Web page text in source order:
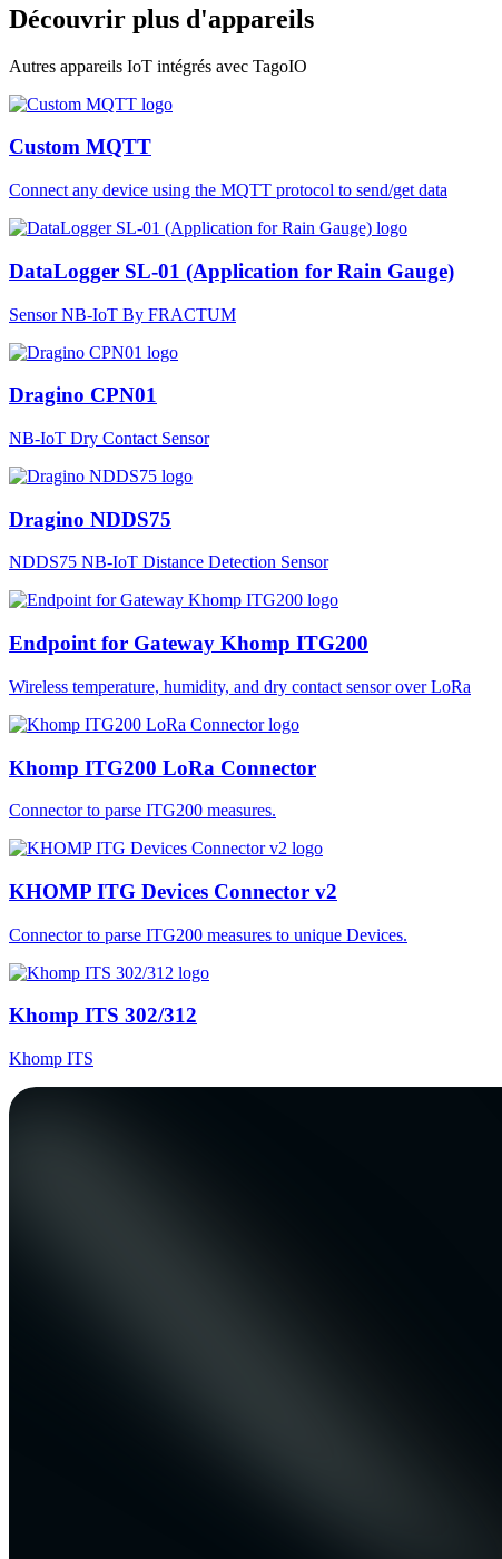
Découvrir plus d'appareils
Autres appareils IoT intégrés avec TagoIO
Custom MQTT
Connect any device using the MQTT protocol to send/get data
DataLogger SL-01 (Application for Rain Gauge)
Sensor NB-IoT By FRACTUM
Dragino CPN01
NB-IoT Dry Contact Sensor
Dragino NDDS75
NDDS75 NB-IoT Distance Detection Sensor
Endpoint for Gateway Khomp ITG200
Wireless temperature, humidity, and dry contact sensor over LoRa
Khomp ITG200 LoRa Connector
Connector to parse ITG200 measures.
KHOMP ITG Devices Connector v2
Connector to parse ITG200 measures to unique Devices.
Khomp ITS 302/312
Khomp ITS